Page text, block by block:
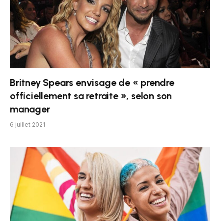
Britney Spears envisage de « prendre
officiellement sa retraite », selon son
manager
6 juillet 2021